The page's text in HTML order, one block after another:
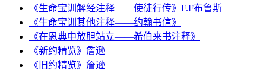
《生命宝训解经注释——使徒行传》F.F布鲁斯
《生命宝训其他注释——约翰书信》
《在恩典中放胆站立——希伯来书注释》
《新约精览》詹逊
《旧约精览》詹逊